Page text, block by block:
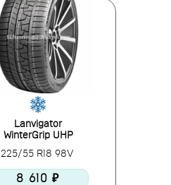
Lanvigator
WinterGrip UHP
225/55 R18 98V
8 610 ₽